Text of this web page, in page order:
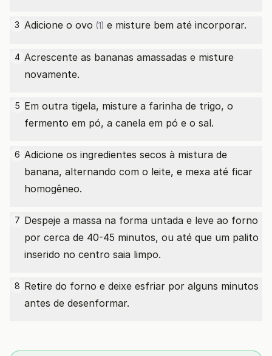
3 Adicione o ovo (1) e misture bem até incorporar.
4 Acrescente as bananas amassadas e misture
novamente.
5 Em outra tigela, misture a farinha de trigo, o
fermento em pó, a canela em pó e o sal.
6 Adicione os ingredientes secos à mistura de
banana, alternando com o leite, e mexa até ficar
homogêneo.
7 Despeje a massa na forma untada e leve ao forno
por cerca de 40-45 minutos, ou até que um palito
inserido no centro saia limpo.
8 Retire do forno e deixe esfriar por alguns minutos
antes de desenformar.